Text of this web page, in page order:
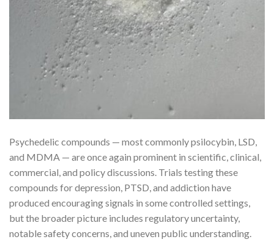
Psychedelic compounds — most commonly psilocybin, LSD,
and MDMA — are once again prominent in scientific, clinical,
commercial, and policy discussions. Trials testing these
compounds for depression, PTSD, and addiction have
produced encouraging signals in some controlled settings,
but the broader picture includes regulatory uncertainty,
notable safety concerns, and uneven public understanding.